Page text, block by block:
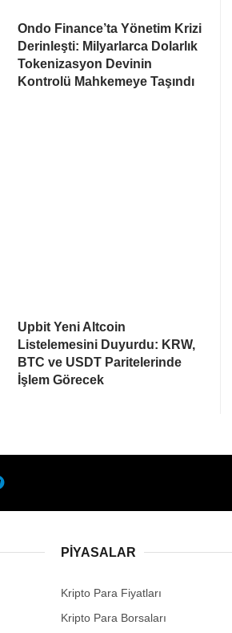
Ondo Finance’ta Yönetim Krizi
Derinleşti: Milyarlarca Dolarlık
Tokenizasyon Devinin
Kontrolü Mahkemeye Taşındı
Upbit Yeni Altcoin
Listelemesini Duyurdu: KRW,
BTC ve USDT Paritelerinde
İşlem Görecek
PIYASALAR
Kripto Para Fiyatları
Kripto Para Borsaları